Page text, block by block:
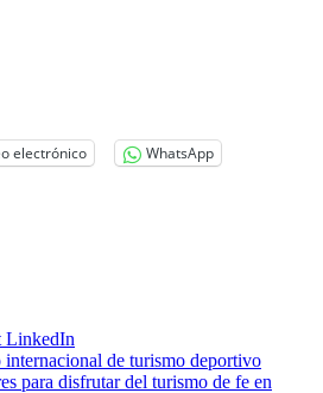
electrónico WhatsApp
LinkedIn
de turismo deportivo
para disfrutar del turismo de fe en